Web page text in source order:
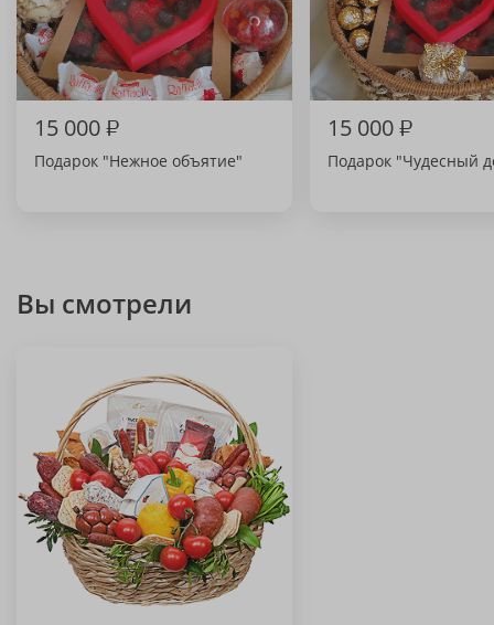
15 000₽
Подарок "Нежное объятие"
15 000₽
Подарок "Чудесный
Вы смотрели